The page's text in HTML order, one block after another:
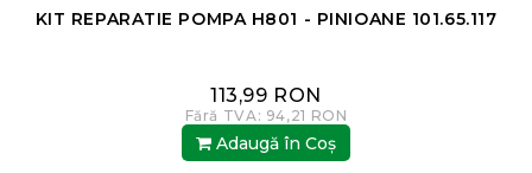
KIT REPARATIE POMPA H801 - PINIOANE 101.65.117
113,99 RON
Fără TVA: 94,21 RON
Adaugă în Coş